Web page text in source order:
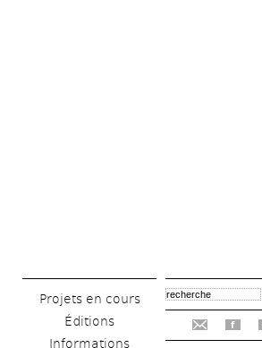
Projets en cours
Éditions
Informations
f